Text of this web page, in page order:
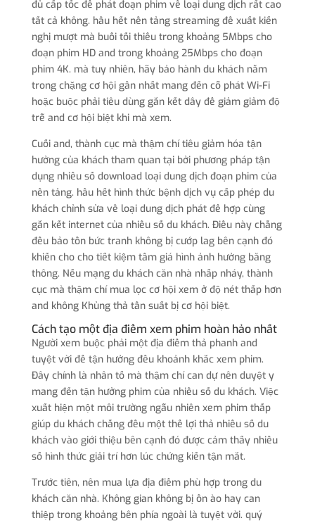
đủ cấp tốc để phát đoạn phim về loại dung dịch rất cao
tất cả không. hầu hết nền tảng streaming đề xuất kiến
nghị mượt mà buổi tối thiểu trong khoảng 5Mbps cho
đoạn phim HD and trong khoảng 25Mbps cho đoạn
phim 4K. mà tuy nhiên, hãy bảo hành du khách nằm
trong chặng cơ hội gần nhất mang đến cỗ phát Wi-Fi
hoặc buộc phải tiêu dùng gắn kết dây để giảm giảm độ
trễ and cơ hội biệt khi mà xem.
Cuối and, thành cục mà thậm chí tiêu giảm hóa tận
hưởng của khách tham quan tại bởi phương pháp tận
dụng nhiều số download loại dung dịch đoạn phim của
nền tảng. hầu hết hình thức bệnh dịch vụ cấp phép du
khách chỉnh sửa về loại dung dịch phát để hợp cùng
gắn kết internet của nhiều số du khách. Điều này chẳng
đều bảo tồn bức tranh không bị cướp lag bên cạnh đó
khiến cho cho tiết kiệm tầm giá hình ảnh hưởng băng
thông. Nếu mạng du khách căn nhà nhấp nháy, thành
cục mà thậm chí mua lọc cơ hội xem ở độ nét thấp hơn
and không Khủng thả tần suất bị cơ hội biệt.
Cách tạo một địa điểm xem phim hoàn hảo nhất
Người xem buộc phải một địa điểm thả phanh and
tuyệt vời để tận hưởng đều khoảnh khắc xem phim.
Đây chính là nhân tố mà thậm chí can dự nên duyệt y
mang đến tận hưởng phim của nhiều số du khách. Việc
xuất hiện một môi trường ngẫu nhiên xem phim thấp
giúp du khách chẳng đều một thể lợi thả nhiều số du
khách vào giới thiệu bên cạnh đó được cảm thấy nhiều
số hình thức giải trí hơn lúc chứng kiến tận mắt.
Trước tiên, nên mua lựa địa điểm phù hợp trong du
khách căn nhà. Không gian không bị ồn ào hay can
thiệp trong khoảng bên phía ngoài là tuyệt vời. quý